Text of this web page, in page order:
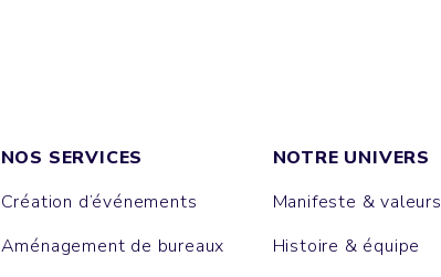
NOS SERVICES
Création d’événements
Aménagement de bureaux
NOTRE UNIVERS
Manifeste & valeurs
Histoire & équipe